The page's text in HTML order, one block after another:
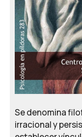
Se denomina
irracional y